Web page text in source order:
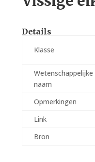
Details
Klasse
Wetenschappelijke
naam
Opmerkingen
Link
Bron